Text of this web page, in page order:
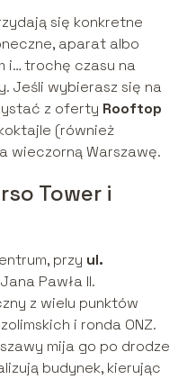
się konkretne
aparat albo
i… trochę czasu na
Jeśli wybierasz się na
z oferty Rooftop
(również
wieczorną Warszawę.
Tower i
przy ul.
Pawła II.
z wielu punktów
i ronda ONZ.
mija go po drodze
budynek, kierując